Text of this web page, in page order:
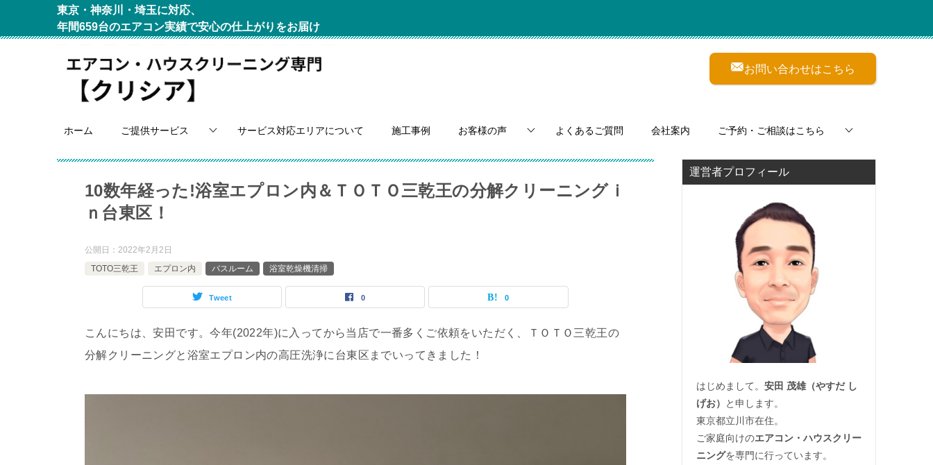
東京・神奈川・埼玉に対応、
年間659台のエアコン実績で安心の仕上がりをお届け
お問い合わせはこちら
ホーム ご提供サービス サービス対応エリアについて 施工事例 お客様の声 よくあるご質問 会社案内 ご予約・ご相談はこちら
10数年経った!浴室エプロン内＆ＴＯＴＯ三乾王の分解クリーニングｉ
ｎ台東区！
公開日： 2022年2月2日
TOTO三乾王
エプロン内 バスルーム 浴室乾燥機清掃
Tweet 0 0
こんにちは、安田です。今年(2022年)に入ってから当店で一番多くご依頼をいただく、ＴＯＴＯ三乾王の
分解クリーニングと浴室エプロン内の高圧洗浄に台東区までいってきました！
運営者プロフィール
はじめまして。 安田 茂雄（やすだ し
げお）
と申します。
東京都立川市在住。
ご家庭向けのエアコン・ハウスクリー
ニングを専門に行っています。